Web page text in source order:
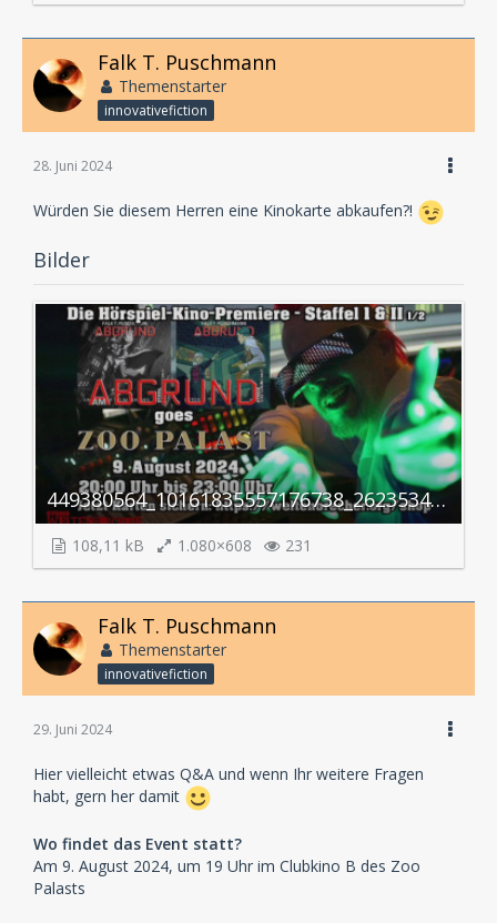
Falk T. Puschmann
Themenstarter
innovativefiction
28. Juni 2024
Würden Sie diesem Herren eine Kinokarte abkaufen?!
Bilder
449380564_10161835557176738_2623534357531021670_n.jpg
108,11 kB 1.080×608 231
Falk T. Puschmann
Themenstarter
innovativefiction
29. Juni 2024
Hier vielleicht etwas Q&A und wenn Ihr weitere Fragen
habt, gern her damit
Wo findet das Event statt?
Am 9. August 2024, um 19 Uhr im Clubkino B des Zoo
Palasts